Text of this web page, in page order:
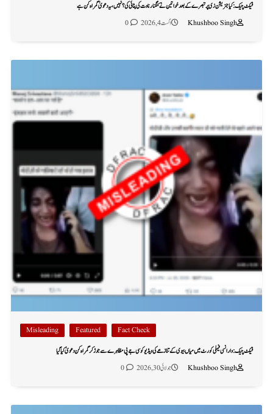
فیکٹ چیک: کیا جنریشن زی پر تبصرے کے بعد خواتین نے کنگنا رناوت کی پٹائی کی؟ نہیں، یہ دعویٰ گمراہ کن ہے
Khushboo Singh
اگست 4, 2026 0
Fact Check
Featured
Misleading
فیکٹ چیک: وارانسی فیملی کورٹ میں میاں بیوی کے تنازعے کی ویڈیو کو سی جے پی مظاہرے سے جوڑ کر گمراہ کن دعویٰ کیا گیا
Khushboo Singh
جولائی 30, 2026 0